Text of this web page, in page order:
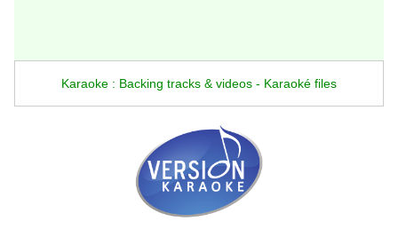
Karaoke : Backing tracks & videos - Karaoké files